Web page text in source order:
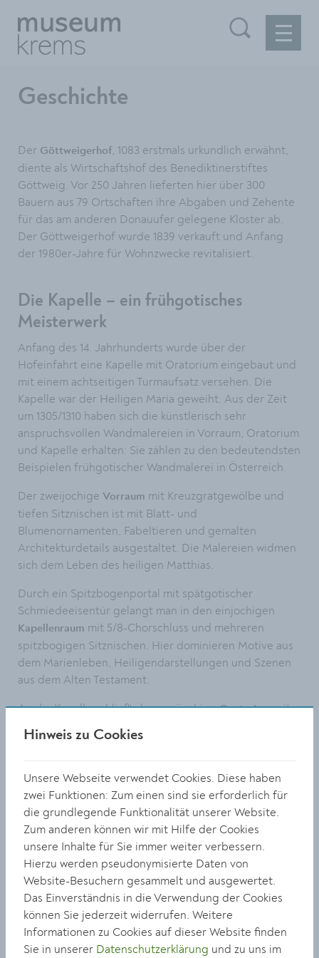
Geschichte
Der Göttweigerhof, 1083 erstmals urkundlich erwähnt,
diente als Wirtschaftshof des Benediktinerstiftes
Göttweig. Vor 250 Jahren lieferten hier über 300
Bauern aus 79 Ortschaften ihre Abgaben und Zehente
für das am anderen Donauufer gelegene Kloster ab.
Der Göttweigerhof wurde 1839 verkauft und Anfang
der 1980er-Jahre für Wohnzwecke revitalisiert.
Die Kapelle – ein frühgotisches
Meisterwerk
Anfang des 14. Jahrhunderts wurde über der
Hofeinfahrt eine Kapelle mit Oratorium eingebaut und
mit einem achtseitigen Turmaufsatz versehen. Die
Kapelle war der Heiligen Maria geweiht. Aus der Zeit
um 1305/1310 haben sich die künstlerisch sehr
anspruchsvollen Wandmalereien in Vorraum, Oratorium
und Kapelle erhalten: Sie zählen zu den bedeutendsten
Beispielen frühgotischer Wandmalerei in Österreich.
Der zweijochige Vorraum mit Kreuzgratgewölbe und
tiefen Sitznischen ist mit Blatt- und
Blumenornamenten, Fabeltieren und gemalten
Architekturdetails ausgestaltet. Die Malereien widmen
sich dem Leben des heiligen Matthias.
Durch ein Spitzbogenportal mit spätgotischer
Schmiedeeisentür gelangt man in den einjochigen
Kapellenraum mit 5/8-Chorschluss und mehreren
spitzbogigen Sitznischen. Hier dominieren Motive aus
dem Marienleben, Heiligendarstellungen und Szenen
aus dem Alten Testament.
An die Kapelle schließt das zweijochigeOratoriummit
Kreuzrippengewölbe, zwei rundbogigen Sitznischen
und Sehschlitz zum Altar an. Die Fresken zeigen
sowie einen knienden Bischof, den heiligen Altmann
von Passau, der das Kirchenmodell von Göttweig der
thronenden Maria mit Kind übergibt.
Die Göttweigerhofkapelle kann
individuell besichtigt
werden
Göttweigerhofkapelle
Hinweis zu Cookies
Unsere Webseite verwendet Cookies. Diese haben
zwei Funktionen: Zum einen sind sie erforderlich für
die grundlegende Funktionalität unserer Website.
Zum anderen können wir mit Hilfe der Cookies
unsere Inhalte für Sie immer weiter verbessern.
Hierzu werden pseudonymisierte Daten von
Website-Besuchern gesammelt und ausgewertet.
Das Einverständnis in die Verwendung der Cookies
können Sie jederzeit widerrufen. Weitere
Informationen zu Cookies auf dieser Website finden
Sie in unserer Datenschutzerklärung und zu uns im